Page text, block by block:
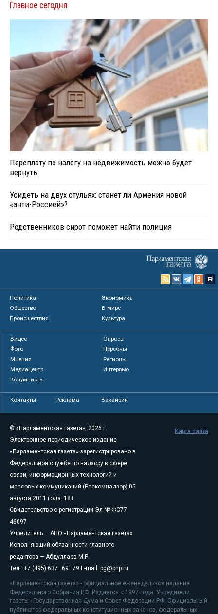
Главное сегодня
Переплату по налогу на недвижимость можно будет
вернуть
Усидеть на двух стульях: станет ли Армения новой
«анти-Россией»?
Родственников сирот поможет найти полиция
Политика
Экономика
Общество
В мире
Происшествия
Культура
Видео
Опросы
Фото
Персоны
Мнения
Регионы
Медиацентр
Интервью
Колумнисты
Контакты Реклама Вакансии
© «Парламентская газета», 2026 г.
Электронное периодическое издание
«Парламентская газета» зарегистрировано в
Федеральной службе по надзору в сфере
связи, информационных технологий и
массовых коммуникаций (Роскомнадзор) 05
августа 2011 года. 18+
Свидетельство о регистрации Эл № ФС77-
46097
Учредитель — АНО «Парламентская газета»
Исполняющий обязанности главного
редактора — Абдуллаев М.Р.
Тел.: +7 (495) 637–69–79 E-mail: pg@pnp.ru
«Парламентская газета» - официальное еженедельное издание
Федерального Собрания РФ. Издается с 1997 года. Учредители
газеты - Государственная Дума и Совет Федерации РФ. Официальный
публикатор федеральных конституционных законов, федеральных
Карта сайта